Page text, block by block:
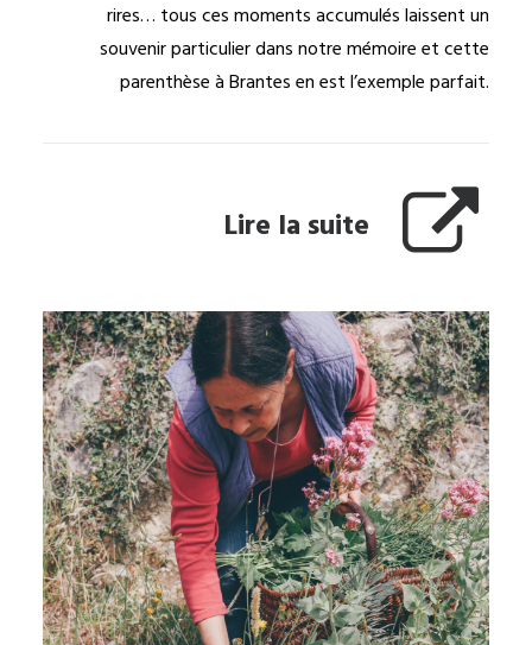
rires… tous ces moments accumulés laissent un
souvenir particulier dans notre mémoire et cette
parenthèse à Brantes en est l’exemple parfait.
Lire la suite